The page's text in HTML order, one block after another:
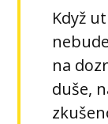
Když
na
duše,